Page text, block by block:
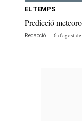
EL TEMPS
Predicció
Redacció - 6 d'agost